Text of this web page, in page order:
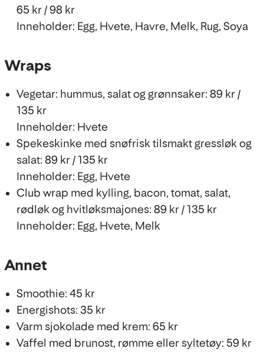
65 kr / 98 kr
Inneholder: Egg, Hvete, Havre, Melk, Rug, Soya
Wraps
Vegetar: hummus, salat og grønnsaker: 89 kr /
135 kr
Inneholder: Hvete
Spekeskinke med snøfrisk tilsmakt gressløk og
salat: 89 kr / 135 kr
Inneholder: Egg, Hvete
Club wrap med kylling, bacon, tomat, salat,
rødløk og hvitløksmajones: 89 kr / 135 kr
Inneholder: Egg, Hvete, Melk
Annet
Smoothie: 45 kr
Energishots: 35 kr
Varm sjokolade med krem: 65 kr
Vaffel med brunost, rømme eller syltetøy: 59 kr